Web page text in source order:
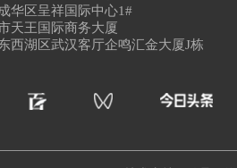
华区呈祥国际中心1#
天王国际商务大厦
西湖区武汉客厅企鸣汇金大厦J栋